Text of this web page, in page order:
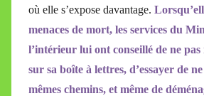
où elle s’expose davantage.
menaces de mort, les services du
l’intérieur lui ont conseillé de ne
sur sa boîte à lettres, d’essayer de
mêmes chemins, et même de